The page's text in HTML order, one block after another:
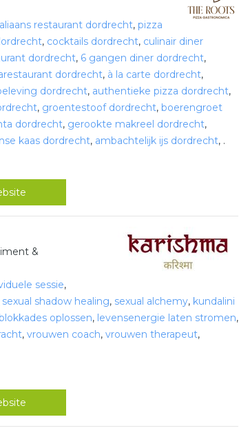
restaurant dordrecht, pizza
, cocktails dordrecht, culinair diner
dordrecht, 6 gangen diner dordrecht,
dordrecht, à la carte dordrecht,
dordrecht, authentieke pizza dordrecht,
, groentestoof dordrecht, boerengroet
dordrecht, gerookte makreel dordrecht,
kaas dordrecht, ambachtelijk ijs dordrecht, .
&
sessie,
sexual shadow healing, sexual alchemy, kundalini
oplossen, levensenergie laten stromen,
, vrouwen coach, vrouwen therapeut,